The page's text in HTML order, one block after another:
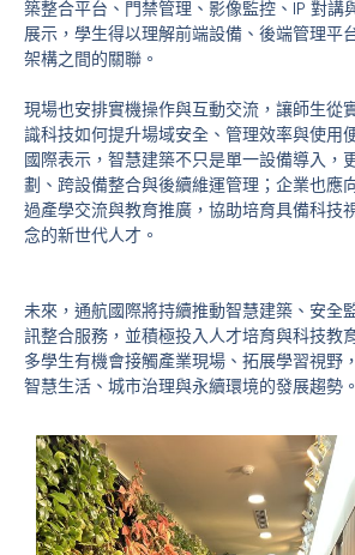
築整合平台、門禁管理、影像監控、IP 對講
展示，學生得以理解前端設備、後端管理平
架構之間的關聯。
現場也安排實機操作與互動交流，讓師生從
識科技如何提升場域安全、管理效率與使用
國際表示，智慧建築不只是單一設備導入，
劃、跨設備整合與後續維運管理；企業也應
過產學交流與教育推廣，協助培育具備科技
念的新世代人才。
未來，通航國際將持續推動智慧建築、安全
訊整合服務，並積極投入人才培育與科技教
多學生有機會接觸產業現場、拓展學習視野
智慧生活、城市治理與永續環境的發展趨勢。